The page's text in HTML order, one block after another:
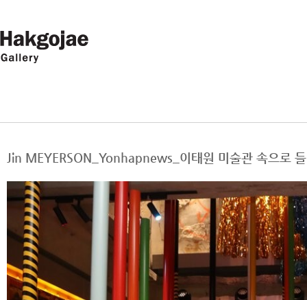
Jin MEYERSON_Yonhapnews_이태원 미술관 속으로